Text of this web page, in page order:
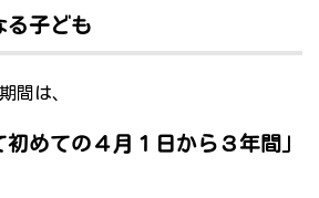
る子ども
間は、
初めての４月１日から３年間」